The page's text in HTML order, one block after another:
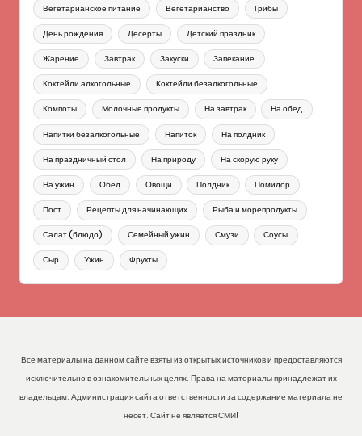
Вегетарианское питание Вегетарианство Грибы
День рождения Десерты Детский праздник
Жарение Завтрак Закуски Запекание
Коктейли алкогольные Коктейли безалкогольные
Компоты Молочные продукты На завтрак На обед
Напитки безалкогольные Напиток На полдник
На праздничный стол На природу На скорую руку
На ужин Обед Овощи Полдник Помидор
Пост Рецепты для начинающих Рыба и морепродукты
Салат (блюдо) Семейный ужин Смузи Соусы
Сыр Ужин Фрукты
Все материалы на данном сайте взяты из открытых источников и предоставляются
исключительно в ознакомительных целях. Права на материалы принадлежат их
владельцам. Администрация сайта ответственности за содержание материала не
несет. Сайт не является СМИ!